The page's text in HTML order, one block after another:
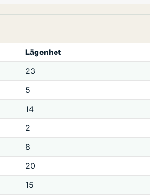
Lägenhet
23
5
14
2
8
20
15